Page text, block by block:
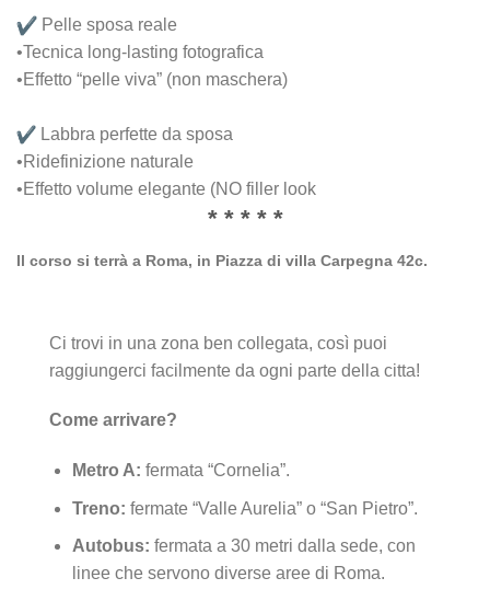
Pelle sposa reale
•Tecnica long-lasting fotografica
•Effetto “pelle viva” (non maschera)
Labbra perfette da sposa
•Ridefinizione naturale
•Effetto volume elegante (NO filler look
* * * * *
Il corso si terrà a Roma, in Piazza di villa Carpegna 42c.
Ci trovi in una zona ben collegata, così puoi
raggiungerci facilmente da ogni parte della citta!
Come arrivare?
Metro A: fermata “Cornelia”.
Treno: fermate “Valle Aurelia” o “San Pietro”.
Autobus: fermata a 30 metri dalla sede, con
linee che servono diverse aree di Roma.